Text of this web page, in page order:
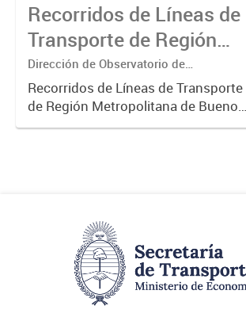
Recorridos de Líneas de
Transporte de Región
Metropolitana de
Buenos Aires (RMBA)
Dirección de Observatorio de
Transporte, Estudio y Sistemas
Recorridos de Líneas de Transporte
de Región Metropolitana de Buenos
Aires (RMBA).-